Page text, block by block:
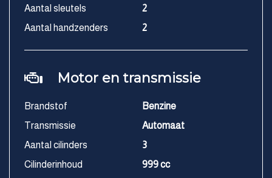
Aantal sleutels
2
Aantal handzenders
2
Motor en transmissie
Brandstof
Benzine
Transmissie
Automaat
Aantal cilinders
3
Cilinderinhoud
999 cc